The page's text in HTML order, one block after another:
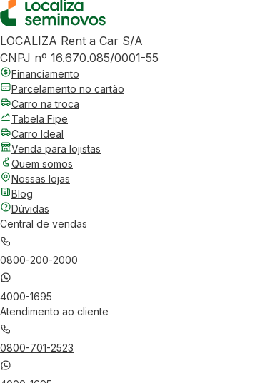
LOCALIZA Rent a Car S/A
CNPJ nº 16.670.085/0001-55
Financiamento
Parcelamento no cartão
Carro na troca
Tabela Fipe
Carro Ideal
Venda para lojistas
Quem somos
Nossas lojas
Blog
Dúvidas
Central de vendas
0800-200-2000
4000-1695
Atendimento ao cliente
0800-701-2523